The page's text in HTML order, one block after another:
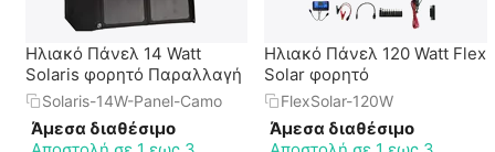
Ηλιακό Πάνελ 14 Watt
Solaris φορητό Παραλλαγή
Solaris-14W-Panel-Camo
Άμεσα διαθέσιμο
Ηλιακό Πάνελ 120 Watt Flex
Solar φορητό
FlexSolar-120W
Άμεσα διαθέσιμο